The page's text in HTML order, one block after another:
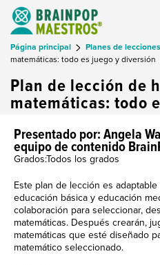
Página principal Planes de lecciones
matemáticas: todo es juego y diversión
Plan de lección de
matemáticas: todo
Presentado por: Angela
equipo de contenido
Grados:Todos los grados
Este plan de lección es
educación básica y educación
colaboración para seleccionar,
matemáticas. Después crearán,
matemáticas que esté diseñado
matemático seleccionado.